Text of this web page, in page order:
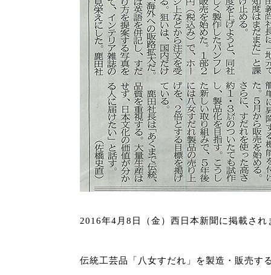
2016年4月8日（金）西日本新聞に掲載され
伝統工芸品「八女すだれ」を製造・販売す